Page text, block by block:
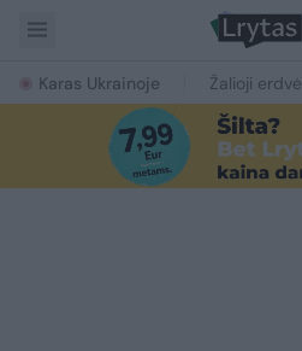
Karas Ukrainoje Žalioji erdvė